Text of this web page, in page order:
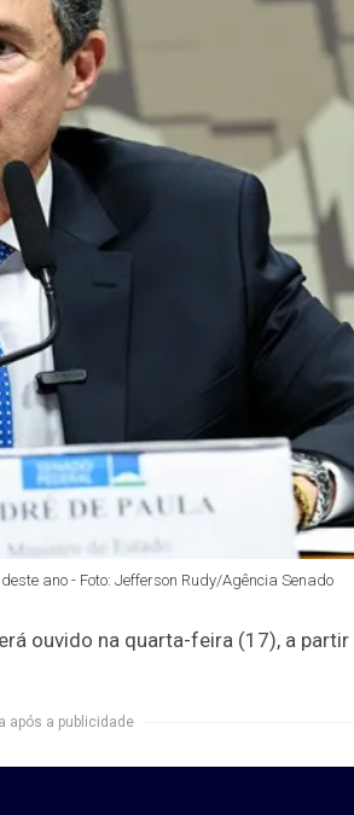
ano - Foto: Jefferson Rudy/Agência Senado
ouvido na quarta-feira (17), a
após a publicidade